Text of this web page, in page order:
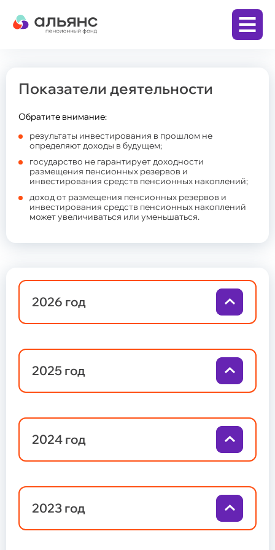
Личный кабинет
Заключить договор
Бизнесу
Корпоративная пенсионная программа
(КПП)
Физическим лицам
Накопительная пенсия по обязательному
обеспечению (НПО)
Программа долгосрочных сбережений
Обновление сведений
Задать вопрос
Надежность
Документы Фонда
Законодательство
Показатели деятельности
Обратите внимание:
результаты инвестирования в прошлом не
определяют доходы в будущем;
государство не гарантирует доходности
размещения пенсионных резервов и
инвестирования средств пенсионных накоплений;
доход от размещения пенсионных резервов и
инвестирования средств пенсионных накоплений
может увеличиваться или уменьшаться.
2026 год
2025 год
2024 год
2023 год